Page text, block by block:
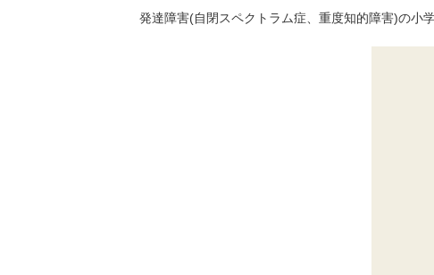
発達障害(自閉スペクトラム症、重度知的障害)の小